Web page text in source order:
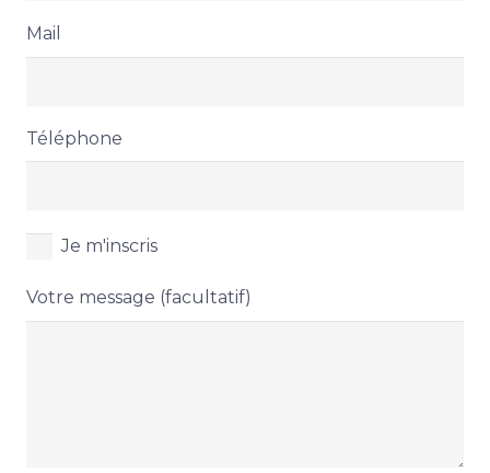
Mail
Téléphone
Je m'inscris
Votre message (facultatif)